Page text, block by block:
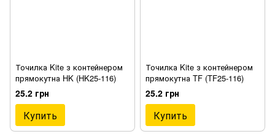
Точилка Kite з контейнером
прямокутна HK (HK25-116)
25.2 грн
Купить
Точилка Kite з контейнером
прямокутна TF (TF25-116)
25.2 грн
Купить